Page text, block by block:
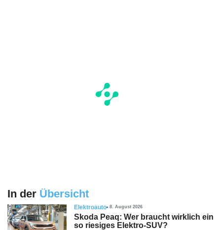
In der Übersicht
Elektroauto 8. August 2026
Skoda Peaq: Wer braucht wirklich ein
so riesiges Elektro-SUV?